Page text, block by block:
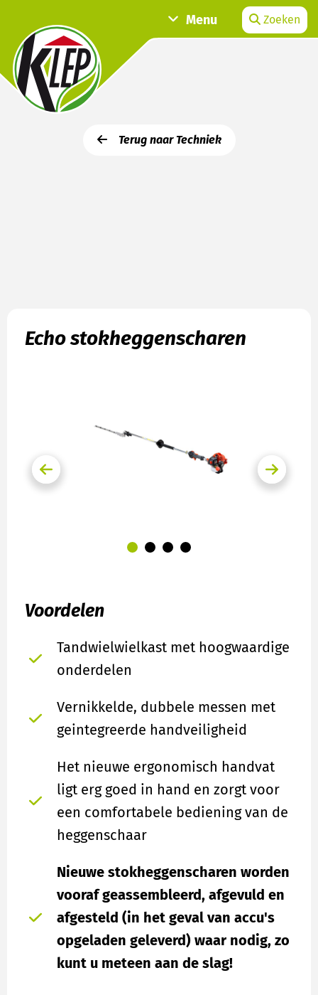
Menu Zoeken
Terug naar Techniek
Echo stokheggenscharen
Voordelen
Tandwielwielkast met hoogwaardige
onderdelen
Vernikkelde, dubbele messen met
geintegreerde handveiligheid
Het nieuwe ergonomisch handvat
ligt erg goed in hand en zorgt voor
een comfortabele bediening van de
heggenschaar
Nieuwe stokheggenscharen worden
vooraf geassembleerd, afgevuld en
afgesteld (in het geval van accu's
opgeladen geleverd) waar nodig, zo
kunt u meteen aan de slag!